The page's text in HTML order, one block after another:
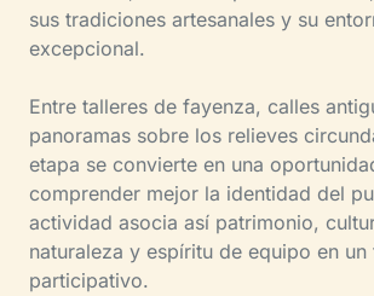
sus tradiciones artesanales y su
excepcional.
Entre talleres de fayenza, calles
panoramas sobre los relieves
etapa se convierte en una
comprender mejor la identidad del
actividad asocia así patrimonio,
naturaleza y espíritu de equipo en
participativo.